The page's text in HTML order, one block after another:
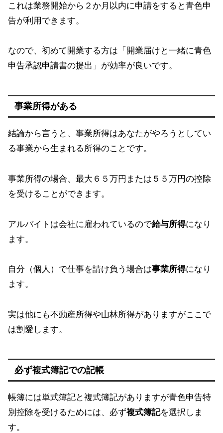
これは業務開始から２か月以内に申請をすると青色申
告が利用できます。
なので、初めて開業する方は「開業届けと一緒に青色
申告承認申請書の提出」が効率が良いです。
事業所得がある
結論から言うと、事業所得はあなたがやろうとしてい
る事業から生まれる所得のことです。
事業所得の場合、最大６５万円または５５万円の控除
を受けることができます。
アルバイトは会社に雇われているので給与所得になり
ます。
自分（個人）で仕事を請け負う場合は事業所得になり
ます。
実は他にも不動産所得や山林所得がありますがここで
は割愛します。
必ず複式簿記での記帳
帳簿には単式簿記と複式簿記がありますが青色申告特
別控除を受けるためには、必ず複式簿記を選択しま
す。